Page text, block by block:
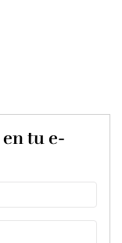
tu e-